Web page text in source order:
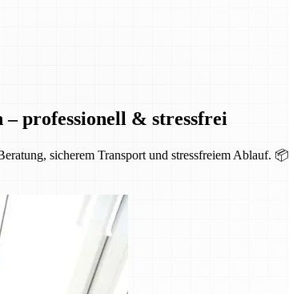
– professionell & stressfrei
sicherem Transport und stressfreiem Ablauf. 📦